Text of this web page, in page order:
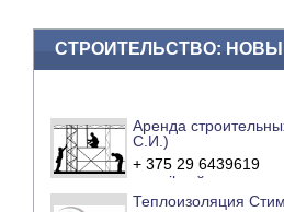
СТРОИТЕЛЬСТВО:
Аренда
С.И.)
+ 375 29 6439619
e-mail
сайт компании
Теплоизоляция